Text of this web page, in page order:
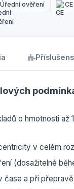
Úřední ověření CE
o hmotnosti
v celém
(dosažitelné
čase a při